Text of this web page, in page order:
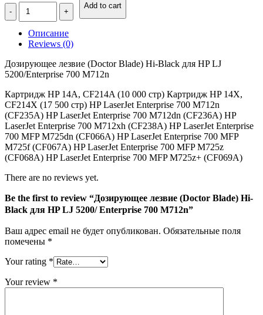
Количество
Дозирующее
(Doctor
Blade)
Hi-
Black
для
HP
LJ
5200/
Enterprise
700
M712n
Add to cart
Описание
Reviews (0)
Дозирующее лезвие (Doctor Blade) Hi-Black для HP LJ
5200/Enterprise 700 M712n
Картридж HP 14A, CF214A (10 000 стр) Картридж HP 14X,
CF214X (17 500 стр) HP LaserJet Enterprise 700 M712n
(CF235A) HP LaserJet Enterprise 700 M712dn (CF236A) HP
LaserJet Enterprise 700 M712xh (CF238A) HP LaserJet Enterprise
700 MFP M725dn (CF066A) HP LaserJet Enterprise 700 MFP
M725f (CF067A) HP LaserJet Enterprise 700 MFP M725z
(CF068A) HP LaserJet Enterprise 700 MFP M725z+ (CF069A)
There are no reviews yet.
Be the first to review “Дозирующее лезвие (Doctor Blade) Hi-
Black для HP LJ 5200/ Enterprise 700 M712n”
Ваш адрес email не будет опубликован. Обязательные поля
помечены *
Your rating *
Your review *